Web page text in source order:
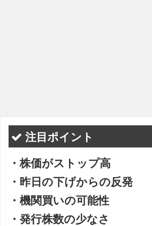
注目ポイント
・株価がストップ高
・昨日の下げからの反発
・機関買いの可能性
・発行株数の少なさ